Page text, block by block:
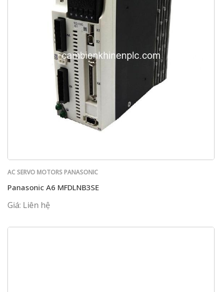
AC SERVO MOTORS PANASONIC
Panasonic A6 MFDLNB3SE
Giá: Liên hệ